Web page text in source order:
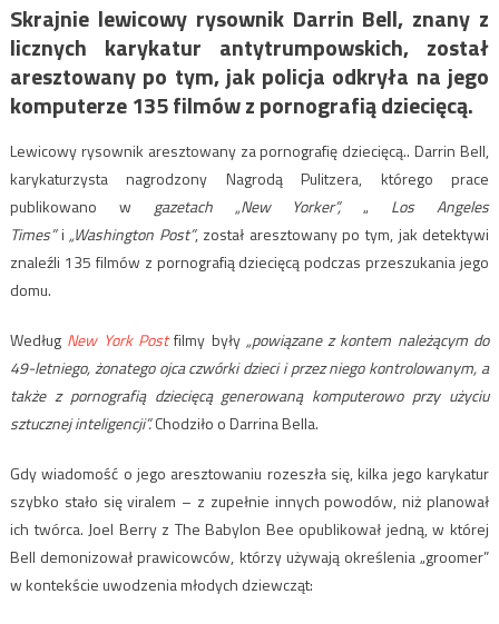
Skrajnie lewicowy rysownik Darrin Bell, znany z
licznych karykatur antytrumpowskich, został
aresztowany po tym, jak policja odkryła na jego
komputerze 135 filmów z pornografią dziecięcą.
Lewicowy rysownik aresztowany za pornografię dziecięcą.. Darrin Bell,
karykaturzysta nagrodzony Nagrodą Pulitzera, którego prace
publikowano w gazetach „New Yorker”,„ Los Angeles
Times”i „Washington Post”, został aresztowany po tym, jak detektywi
znaleźli 135 filmów z pornografią dziecięcą podczas przeszukania jego
domu.
Według New York Postfilmy były „powiązane z kontem należącym do
49-letniego, żonatego ojca czwórki dzieci i przez niego kontrolowanym, a
także z pornografią dziecięcą generowaną komputerowo przy użyciu
sztucznej inteligencji”.Chodziło o Darrina Bella.
Gdy wiadomość o jego aresztowaniu rozeszła się, kilka jego karykatur
szybko stało się viralem – z zupełnie innych powodów, niż planował
ich twórca. Joel Berry z The Babylon Bee opublikował jedną, w której
Bell demonizował prawicowców, którzy używają określenia „groomer”
w kontekście uwodzenia młodych dziewcząt: